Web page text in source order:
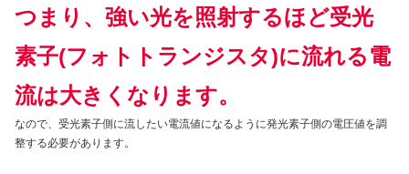
つまり、強い光を照射するほど受光
素子(フォトトランジスタ)に流れる電
流は大きくなります。
なので、受光素子側に流したい電流値になるように発光素子側の電圧値を調
整する必要があります。